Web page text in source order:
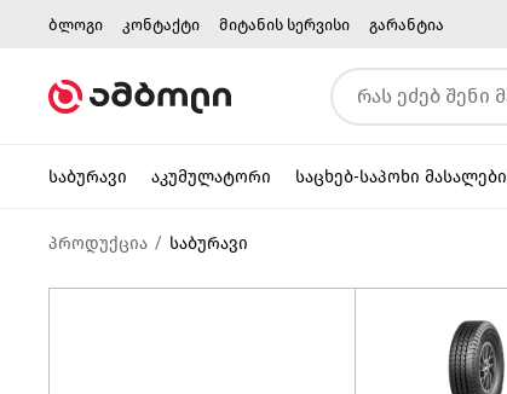
ბლოგი კონტაქტი მიტანის სერვისი გარანტია
საბურავი აკუმულატორი საცხებ-საპოხი მასალები
პროდუქცია საბურავი